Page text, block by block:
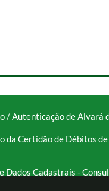
/ Autenticação de Alvará
da Certidão de Débitos
Dados Cadastrais -